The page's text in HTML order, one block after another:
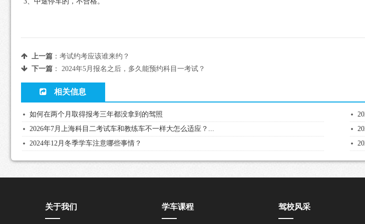
上一篇： 考试约考应该谁来约？
下一篇： 2024年5月报名之后，多久能预约科目一考试？
相关信息
如何在两个月取得报考三年都没拿到的驾照
2026年7月上海科目二考试车和教练车不一样大怎么适应？...
2024年12月冬季学车注意哪些事情？
关于我们 学车课程 驾校风采